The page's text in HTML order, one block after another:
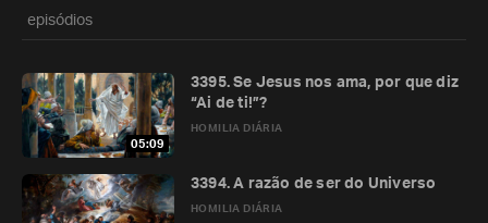
episódios
05:09
HOMILIA DIÁRIA
3395. Se Jesus nos ama, por que diz
“Ai de ti!”?
HOMILIA DIÁRIA
3394. A razão de ser do Universo